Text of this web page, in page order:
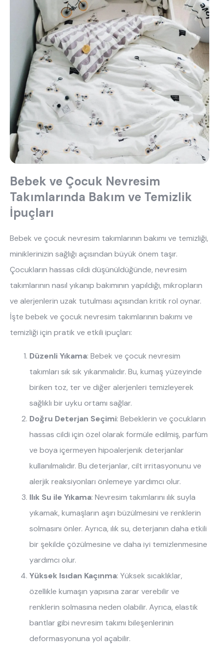
ne aramıştınız?
En çok ziyaret edilenler
tek kişilik yatak gamer
monte
beşik
Bebek ve Çocuk Nevresim
Takımlarında Bakım ve Temizlik
İpuçları
Bebek ve çocuk nevresim takımlarının bakımı ve temizliği,
miniklerinizin sağlığı açısından büyük önem taşır.
Çocukların hassas cildi düşünüldüğünde, nevresim
takımlarının nasıl yıkanıp bakımının yapıldığı, mikropların
ve alerjenlerin uzak tutulması açısından kritik rol oynar.
İşte bebek ve çocuk nevresim takımlarının bakımı ve
temizliği için pratik ve etkili ipuçları:
Düzenli Yıkama: Bebek ve çocuk nevresim
takımları sık sık yıkanmalıdır. Bu, kumaş yüzeyinde
biriken toz, ter ve diğer alerjenleri temizleyerek
sağlıklı bir uyku ortamı sağlar.
Doğru Deterjan Seçimi: Bebeklerin ve çocukların
hassas cildi için özel olarak formüle edilmiş, parfüm
ve boya içermeyen hipoalerjenik deterjanlar
kullanılmalıdır. Bu deterjanlar, cilt irritasyonunu ve
alerjik reaksiyonları önlemeye yardımcı olur.
Ilık Su ile Yıkama: Nevresim takımlarını ılık suyla
yıkamak, kumaşların aşırı büzülmesini ve renklerin
solmasını önler. Ayrıca, ılık su, deterjanın daha etkili
bir şekilde çözülmesine ve daha iyi temizlenmesine
yardımcı olur.
Yüksek Isıdan Kaçınma: Yüksek sıcaklıklar,
özellikle kumaşın yapısına zarar verebilir ve
renklerin solmasına neden olabilir. Ayrıca, elastik
bantlar gibi nevresim takımı bileşenlerinin
deformasyonuna yol açabilir.